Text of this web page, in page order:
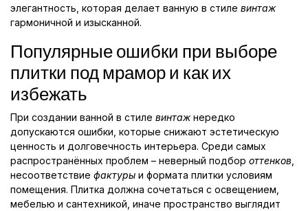
элегантность, которая делает ванную в стиле винтаж
гармоничной и изысканной.
Популярные ошибки при выборе
плитки под мрамор и как их
избежать
При создании ванной в стиле винтажнередко
допускаются ошибки, которые снижают эстетическую
ценность и долговечность интерьера. Среди самых
распространённых проблем – неверный подбор оттенков
несоответствие фактуры и формата плитки условиям
помещения. Плитка должна сочетаться с освещением,
мебелью и сантехникой, иначе пространство выглядит